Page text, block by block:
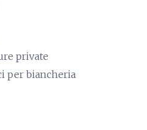
private
per biancheria